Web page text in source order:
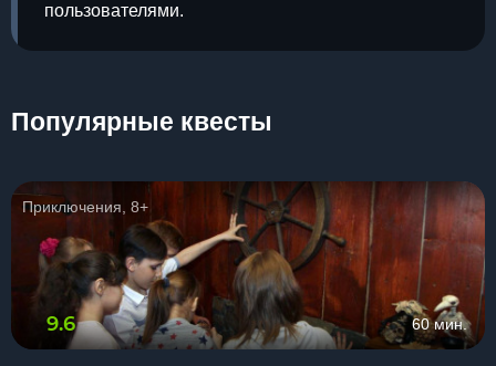
пользователями.
Популярные квесты
Приключения, 8+
9.6 60 мин.